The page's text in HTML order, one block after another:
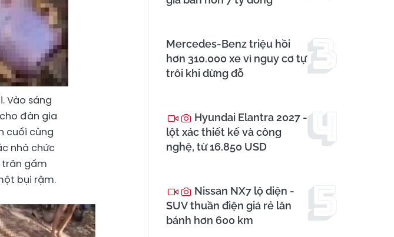
Vào sáng
đàn gia
cuối cùng
nhà chức
gấm
bụi rậm.
Mercedes-Benz triệu hồi
hơn 310.000 xe vì nguy cơ tự
trôi khi dừng đỗ
Hyundai Elantra 2027 -
lột xác thiết kế và công
nghệ, từ 16.850 USD
Nissan NX7 lộ diện -
SUV thuần điện giá rẻ lăn
bánh hơn 600 km